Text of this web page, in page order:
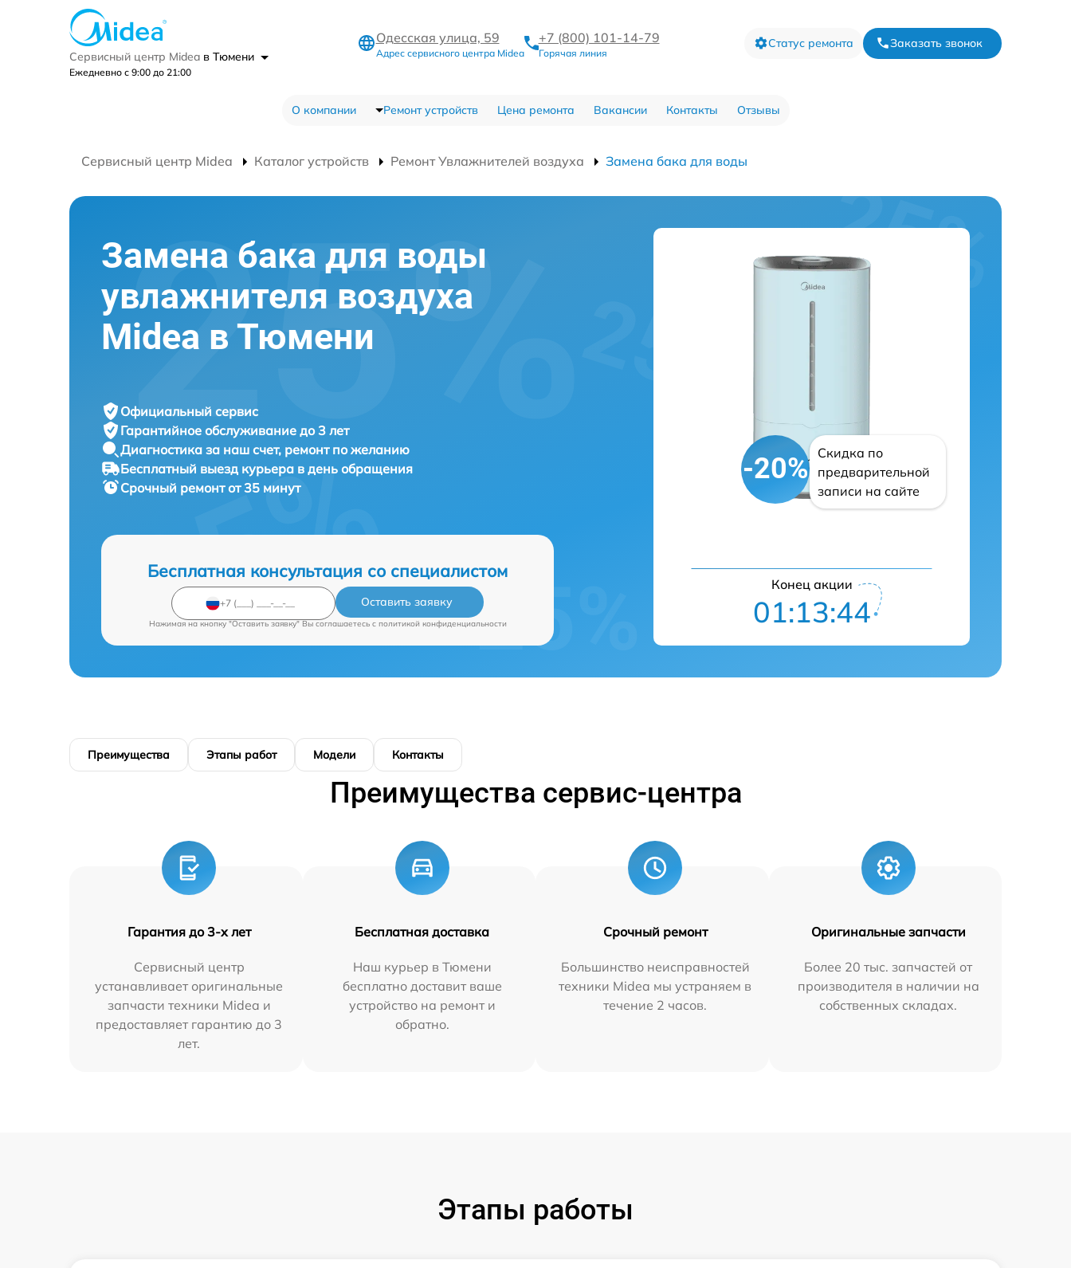
Сервисный центр Midea в Тюмени
Ежедневно с 9:00 до 21:00
Одесская улица, 59
Адрес сервисного центра Midea
+7 (800) 101-14-79
Горячая линия
Статус ремонта Заказать звонок
О компании Ремонт устройств Цена ремонта Вакансии Контакты Отзывы
Сервисный центр Midea Каталог устройств Ремонт Увлажнителей воздуха Замена бака для воды
Замена бака для воды
увлажнителя воздуха
Midea в Тюмени
Официальный сервис
Гарантийное обслуживание до 3 лет
Диагностика за наш счет, ремонт по желанию
Бесплатный выезд курьера в день обращения
Срочный ремонтот 35 минут
Бесплатная консультация со специалистом
Оставить заявку
Нажимая на кнопку "Оставить заявку" Вы соглашаетесь c политикой конфиденциальности
-20%
Скидка по
предварительной
записи на сайте
Конец акции
01:13:43
Преимущества Этапы работ Модели Контакты
Преимущества сервис-центра
Гарантия до 3-х лет
Сервисный центр
устанавливает оригинальные
запчасти техники Midea и
предоставляет гарантию до 3
лет.
Бесплатная доставка
Наш курьер в Тюмени
бесплатно доставит ваше
устройство на ремонт и
обратно.
Срочный ремонт
Большинство неисправностей
техники Midea мы устраняем в
течение 2 часов.
Оригинальные запчасти
Более 20 тыс. запчастей от
производителя в наличии на
собственных складах.
Этапы работы